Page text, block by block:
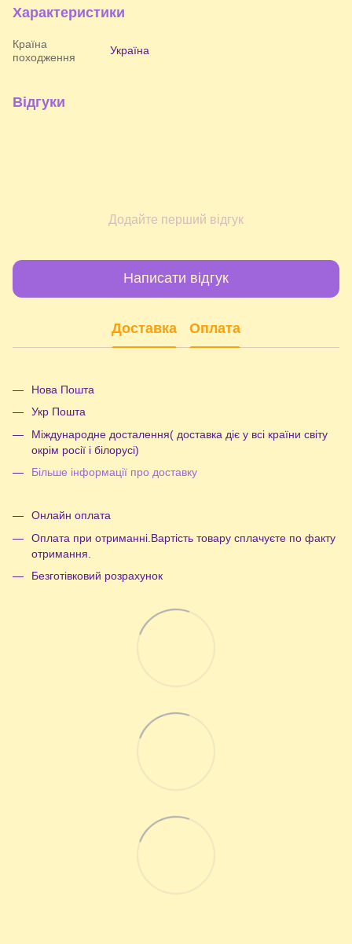
Характеристики
Країна
походження
Україна
Відгуки
Додайте перший відгук
Написати відгук
Доставка Оплата
Нова Пошта
Укр Пошта
Міждународне досталення( доставка діє у всі країни світу
окрім росії і білорусі)
Більше інформації про доставку
Онлайн оплата
Оплата при отриманні.Вартість товару сплачуєте по факту
отримання.
Безготівковий розрахунок